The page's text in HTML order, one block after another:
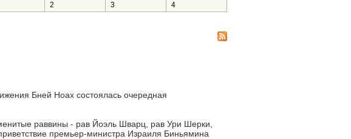
2 3 4
Бней Ноах состоялась очередная
раввины - рав Йоэль Шварц, рав Ури Шерки,
премьер-министра Израиля Биньямина